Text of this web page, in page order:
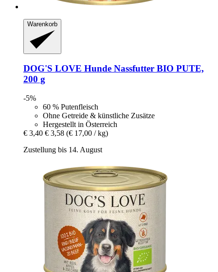
Warenkorb
DOG'S LOVE Hunde Nassfutter BIO PUTE,
200 g
-5%
60 % Putenfleisch
Ohne Getreide & künstliche Zusätze
Hergestellt in Österreich
€ 3,40 € 3,58 (€ 17,00 / kg)
Zustellung bis 14. August